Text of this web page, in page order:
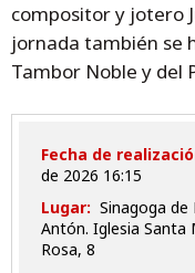
compositor y jotero
jornada también se
Tambor Noble y del
Fecha de
de 2026 16:15
Lugar: Sinagoga de
Antón. Iglesia Santa
Rosa, 8